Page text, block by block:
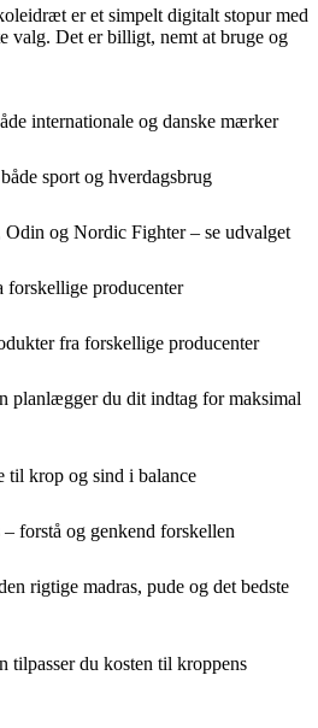
er et simpelt digitalt stopur med
valg. Det er billigt, nemt at bruge og
internationale og danske mærker
sport og hverdagsbrug
og Nordic Fighter – se udvalget
forskellige producenter
fra forskellige producenter
planlægger du dit indtag for maksimal
til krop og sind i balance
forstå og genkend forskellen
rigtige madras, pude og det bedste
tilpasser du kosten til kroppens